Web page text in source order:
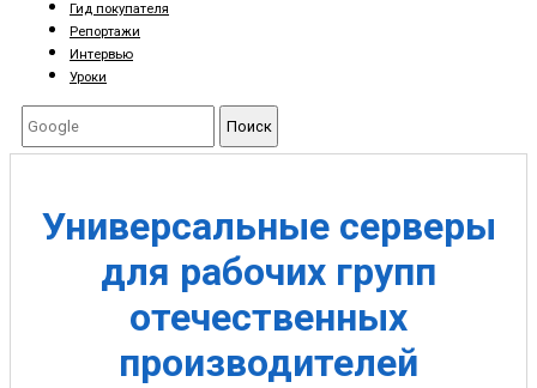
Гид покупателя
Репортажи
Интервью
Уроки
Поиск
Универсальные серверы
для рабочих групп
отечественных
производителей